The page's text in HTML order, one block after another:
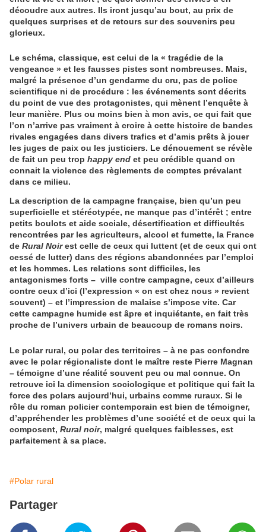
découdre aux autres. Ils iront jusqu’au bout, au prix de
quelques surprises et de retours sur des souvenirs peu
glorieux.
Le schéma, classique, est celui de la « tragédie de la
vengeance » et les fausses pistes sont nombreuses. Mais,
malgré la présence d’un gendarme du cru, pas de police
scientifique ni de procédure : les événements sont décrits
du point de vue des protagonistes, qui mènent l’enquête à
leur manière. Plus ou moins bien à mon avis, ce qui fait que
l’on n’arrive pas vraiment à croire à cette histoire de bandes
rivales engagées dans divers trafics et d’amis prêts à jouer
les juges de paix ou les justiciers. Le dénouement se révèle
de fait un peu trop happy end et peu crédible quand on
connait la violence des règlements de comptes prévalant
dans ce milieu.
La description de la campagne française, bien qu’un peu
superficielle et stéréotypée, ne manque pas d’intérêt ; entre
petits boulots et aide sociale, désertification et difficultés
rencontrées par les agriculteurs, alcool et fumette, la France
de Rural Noirest celle de ceux qui luttent (et de ceux qui ont
cessé de lutter) dans des régions abandonnées par l’emploi
et les hommes. Les relations sont difficiles, les
antagonismes forts – ville contre campagne, ceux d’ailleurs
contre ceux d’ici (l’expression « on est chez nous » revient
souvent) – et l’impression de malaise s’impose vite. Car
cette campagne humide est âpre et inquiétante, en fait très
proche de l’univers urbain de beaucoup de romans noirs.
Le polar rural, ou polar des territoires – à ne pas confondre
avec le polar régionaliste dont le maître reste Pierre Magnan
– témoigne d’une réalité souvent peu ou mal connue. On
retrouve ici la dimension sociologique et politique qui fait la
force des polars aujourd’hui, urbains comme ruraux. Si le
rôle du roman policier contemporain est bien de témoigner,
d’appréhender les problèmes d’une société et de ceux qui la
composent, Rural noir, malgré quelques faiblesses, est
parfaitement à sa place.
#Polar rural
Partager